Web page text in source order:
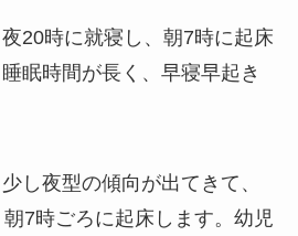
20時に就寝し、朝7時に起床
眠時間が長く、早寝早起き
し夜型の傾向が出てきて、
7時ごろに起床します。幼児